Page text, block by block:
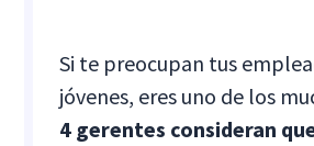
Si te preocupan tus
jóvenes, eres uno de los
4 gerentes consideran